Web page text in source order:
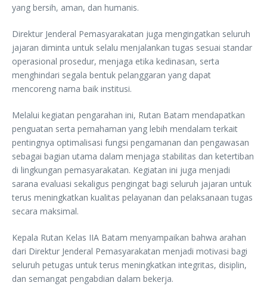
yang bersih, aman, dan humanis.
Direktur Jenderal Pemasyarakatan juga mengingatkan seluruh
jajaran diminta untuk selalu menjalankan tugas sesuai standar
operasional prosedur, menjaga etika kedinasan, serta
menghindari segala bentuk pelanggaran yang dapat
mencoreng nama baik institusi.
Melalui kegiatan pengarahan ini, Rutan Batam mendapatkan
penguatan serta pemahaman yang lebih mendalam terkait
pentingnya optimalisasi fungsi pengamanan dan pengawasan
sebagai bagian utama dalam menjaga stabilitas dan ketertiban
di lingkungan pemasyarakatan. Kegiatan ini juga menjadi
sarana evaluasi sekaligus pengingat bagi seluruh jajaran untuk
terus meningkatkan kualitas pelayanan dan pelaksanaan tugas
secara maksimal.
Kepala Rutan Kelas IIA Batam menyampaikan bahwa arahan
dari Direktur Jenderal Pemasyarakatan menjadi motivasi bagi
seluruh petugas untuk terus meningkatkan integritas, disiplin,
dan semangat pengabdian dalam bekerja.